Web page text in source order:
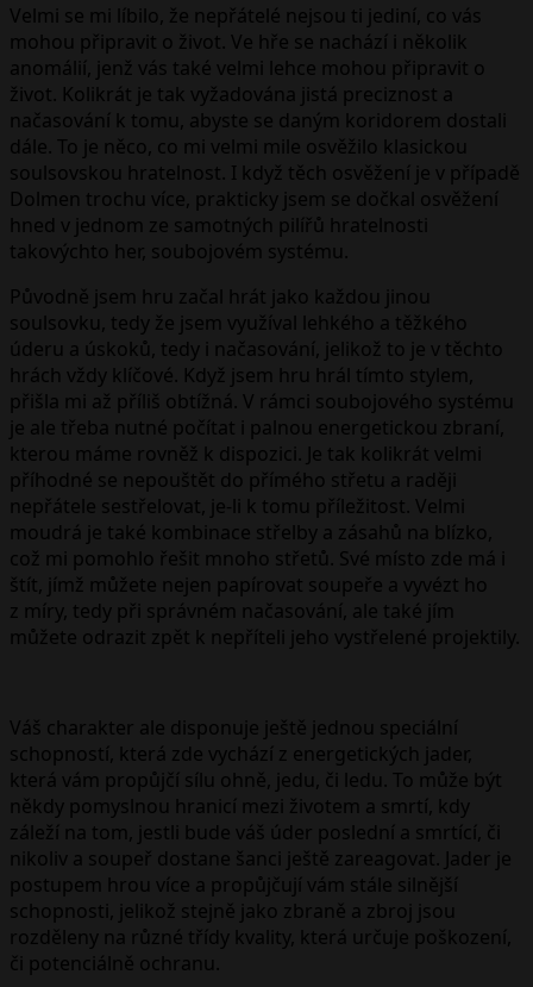
Velmi se mi líbilo, že nepřátelé nejsou ti jediní, co vás
mohou připravit o život. Ve hře se nachází i několik
anomálií, jenž vás také velmi lehce mohou připravit o
život. Kolikrát je tak vyžadována jistá preciznost a
načasování k tomu, abyste se daným koridorem dostali
dále. To je něco, co mi velmi mile osvěžilo klasickou
soulsovskou hratelnost. I když těch osvěžení je v případě
Dolmen trochu více, prakticky jsem se dočkal osvěžení
hned v jednom ze samotných pilířů hratelnosti
takovýchto her, soubojovém systému.
Původně jsem hru začal hrát jako každou jinou
soulsovku, tedy že jsem využíval lehkého a těžkého
úderu a úskoků, tedy i načasování, jelikož to je v těchto
hrách vždy klíčové. Když jsem hru hrál tímto stylem,
přišla mi až příliš obtížná. V rámci soubojového systému
je ale třeba nutné počítat i palnou energetickou zbraní,
kterou máme rovněž k dispozici. Je tak kolikrát velmi
příhodné se nepouštět do přímého střetu a raději
nepřátele sestřelovat, je-li k tomu příležitost. Velmi
moudrá je také kombinace střelby a zásahů na blízko,
což mi pomohlo řešit mnoho střetů. Své místo zde má i
štít, jímž můžete nejen papírovat soupeře a vyvézt ho
z míry, tedy při správném načasování, ale také jím
můžete odrazit zpět k nepříteli jeho vystřelené projektily.
Váš charakter ale disponuje ještě jednou speciální
schopností, která zde vychází z energetických jader,
která vám propůjčí sílu ohně, jedu, či ledu. To může být
někdy pomyslnou hranicí mezi životem a smrtí, kdy
záleží na tom, jestli bude váš úder poslední a smrtící, či
nikoliv a soupeř dostane šanci ještě zareagovat. Jader je
postupem hrou více a propůjčují vám stále silnější
schopnosti, jelikož stejně jako zbraně a zbroj jsou
rozděleny na různé třídy kvality, která určuje poškození,
či potenciálně ochranu.